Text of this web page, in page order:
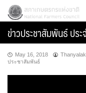
Skip
content
สภาเกษตรกรแห่งชาติ
ข่าวประชาสัมพันธ์ ป
May 16, 2018
ประชาสัมพันธ์